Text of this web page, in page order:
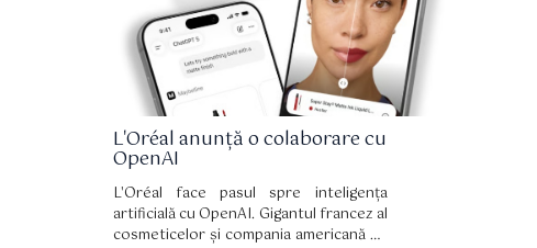
L'Oréal anunță o colaborare cu
OpenAI
L'Oréal face pasul spre inteligența
artificială cu OpenAI. Gigantul francez al
cosmeticelor și compania americană de